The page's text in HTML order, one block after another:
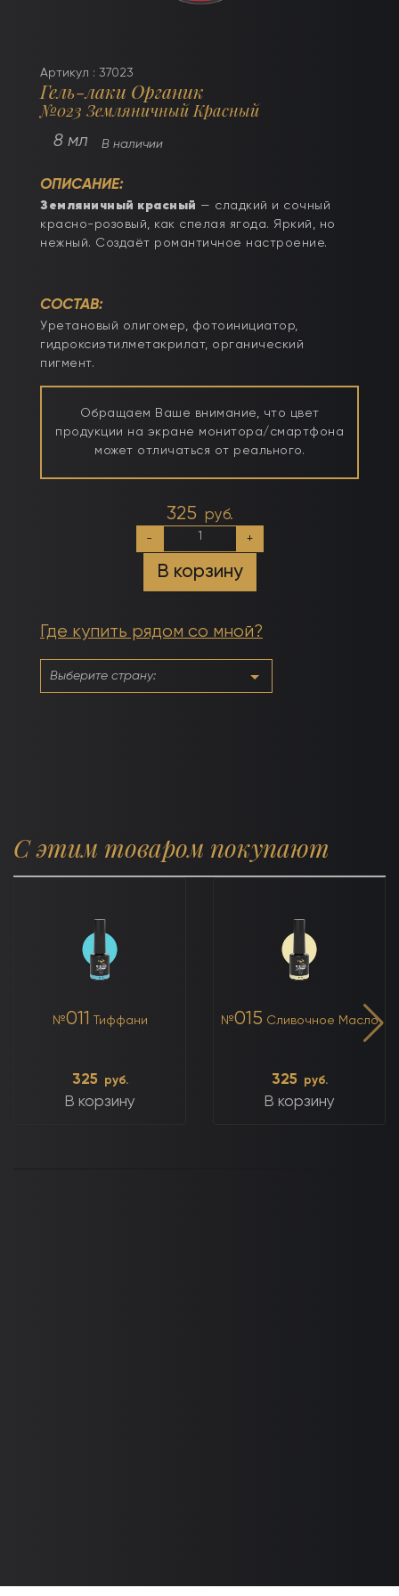
Артикул : 37023
Гель-лаки Органик
№023 Земляничный Красный
8 мл В наличии
ОПИСАНИЕ:
Земляничный красный — сладкий и сочный
красно-розовый, как спелая ягода. Яркий, но
нежный. Создаёт романтичное настроение.
СОСТАВ:
Уретановый олигомер, фотоинициатор,
гидроксиэтилметакрилат, органический
пигмент.
Обращаем Ваше внимание, что цвет
продукции на экране монитора/смартфона
может отличаться от реального.
325 руб.
Количество
Земляничный
Красный
- +
В корзину
Где купить рядом со мной?
С этим товаром покупают
№011 Тиффани
325 руб.
В корзину
№015 Сливочное Масло
325 руб.
В корзину